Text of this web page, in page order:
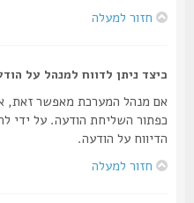
חזור למעלה
כיצד ניתן לדווח למנהל על הודעות?
אם מנהל המערכת מאפשר זאת, אתה
כפתור השליחת הודעה. על ידי
הדיווח על הודעה.
חזור למעלה